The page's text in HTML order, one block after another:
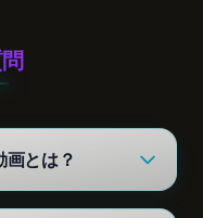
画とは？